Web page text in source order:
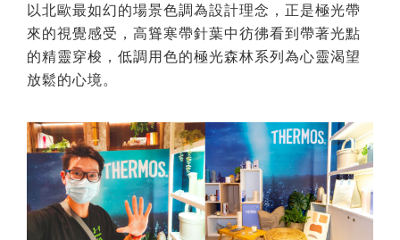
以北歐最如幻的場景色調為設計理念，正是極光帶
來的視覺感受，高聳寒帶針葉中彷彿看到帶著光點
的精靈穿梭，低調用色的極光森林系列為心靈渴望
放鬆的心境。